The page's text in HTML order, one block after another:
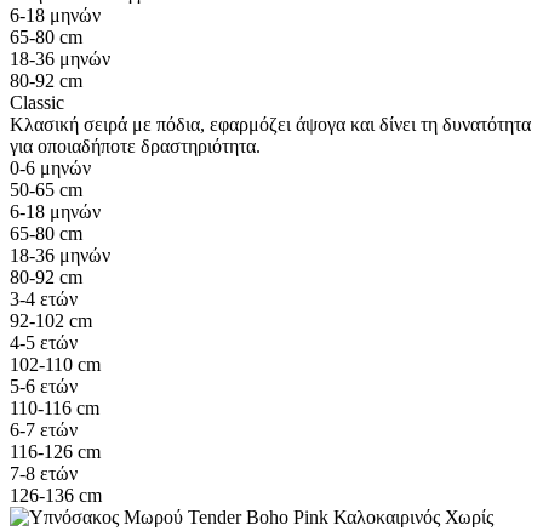
6-18 μηνών
65-80 cm
18-36 μηνών
80-92 cm
Classic
Κλασική σειρά με πόδια, εφαρμόζει άψογα και δίνει τη δυνατότητα
για οποιαδήποτε δραστηριότητα.
0-6 μηνών
50-65 cm
6-18 μηνών
65-80 cm
18-36 μηνών
80-92 cm
3-4 ετών
92-102 cm
4-5 ετών
102-110 cm
5-6 ετών
110-116 cm
6-7 ετών
116-126 cm
7-8 ετών
126-136 cm